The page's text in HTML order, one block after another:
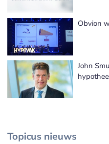
Obvion
John
Topicus nieuws